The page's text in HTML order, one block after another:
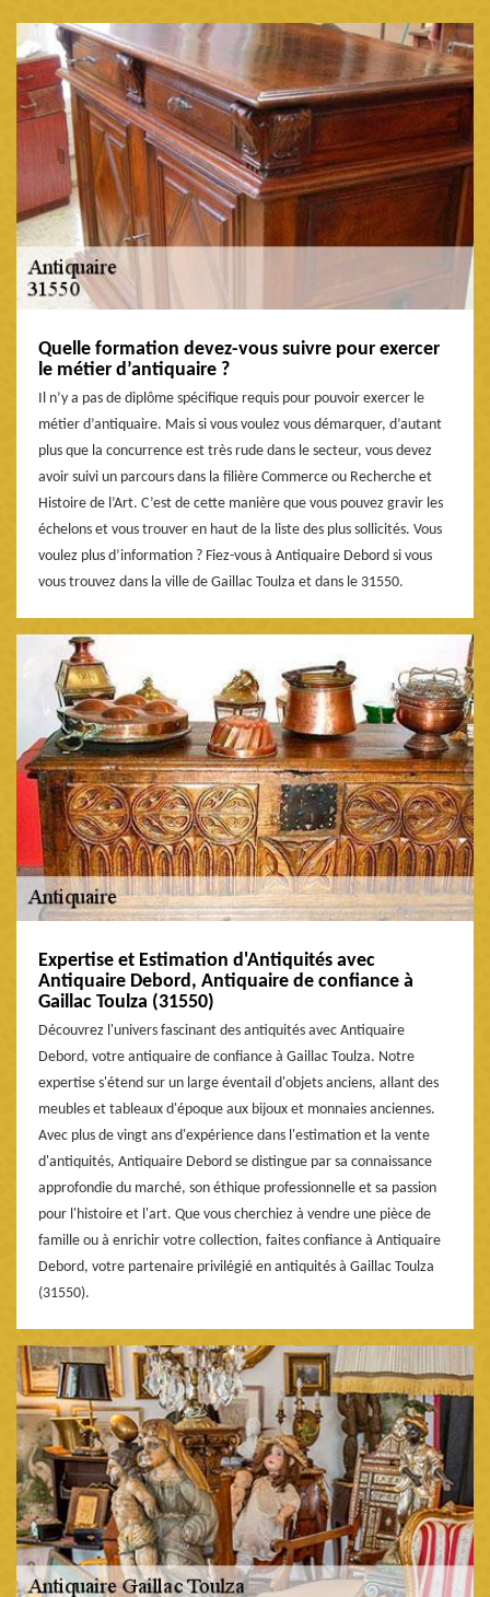
Quelle formation devez-vous suivre pour exercer
le métier d’antiquaire ?
Il n’y a pas de diplôme spécifique requis pour pouvoir exercer le
métier d’antiquaire. Mais si vous voulez vous démarquer, d’autant
plus que la concurrence est très rude dans le secteur, vous devez
avoir suivi un parcours dans la filière Commerce ou Recherche et
Histoire de l’Art. C’est de cette manière que vous pouvez gravir les
échelons et vous trouver en haut de la liste des plus sollicités. Vous
voulez plus d’information ? Fiez-vous à Antiquaire Debord si vous
vous trouvez dans la ville de Gaillac Toulza et dans le 31550.
Expertise et Estimation d'Antiquités avec
Antiquaire Debord, Antiquaire de confiance à
Gaillac Toulza (31550)
Découvrez l'univers fascinant des antiquités avec Antiquaire
Debord, votre antiquaire de confiance à Gaillac Toulza. Notre
expertise s'étend sur un large éventail d'objets anciens, allant des
meubles et tableaux d'époque aux bijoux et monnaies anciennes.
Avec plus de vingt ans d'expérience dans l'estimation et la vente
d'antiquités, Antiquaire Debord se distingue par sa connaissance
approfondie du marché, son éthique professionnelle et sa passion
pour l'histoire et l'art. Que vous cherchiez à vendre une pièce de
famille ou à enrichir votre collection, faites confiance à Antiquaire
Debord, votre partenaire privilégié en antiquités à Gaillac Toulza
(31550).